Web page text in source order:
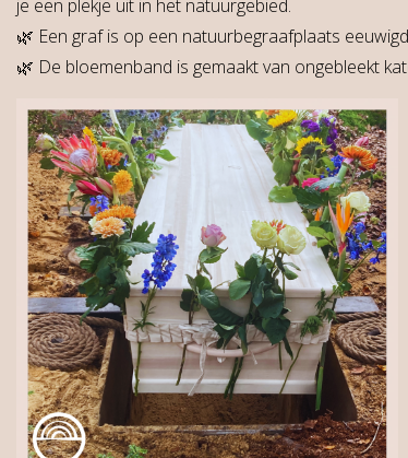
je een plekje uit in het natuurgebied.
🌿 Een graf is op een natuurbegraafplaats
🌿 De bloemenband is gemaakt van ongebleekt